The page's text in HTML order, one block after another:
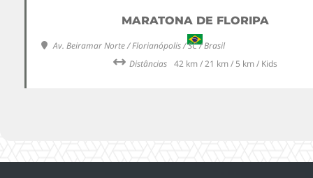
MARATONA DE FLORIPA
Av. Beiramar Norte / Florianópolis / SC / Brasil
Distâncias 42 km / 21 km / 5 km / Kids